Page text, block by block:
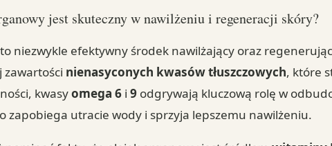
jest skuteczny w nawilżeniu i regeneracji skóry?
to niezwykle efektywny środek nawilżający oraz
nienasyconych kwasów tłuszczowych, które
kwasyomega 6 i9 odgrywają kluczową rolę w
zapobiega utracie wody i sprzyja lepszemu nawilżeniu.